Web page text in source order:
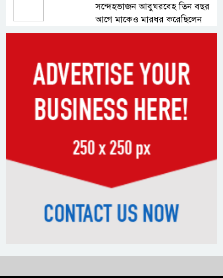
সন্দেহভাজন আবুঘরবেহ তিন বছর
আগে মাকেও মারধর করেছিলেন
দুর্জয়কেও আলোচনায় আনতে
বললেন তামিম
বিএনপির প্রতি আস্থা হারাচ্ছি:
সংসদে নাহিদ ইসলামের মন্তব্য
নিপীড়নের আশঙ্কা জানালে ভিসা নয়
ট্রাম্পকে ‘রাজার খোঁচা’ দিলেন